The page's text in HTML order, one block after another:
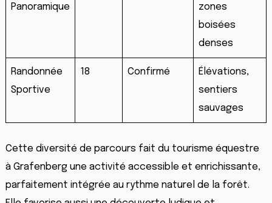
Panoramique
zones
boisées
denses
Randonnée
Sportive
18 Confirmé
Élévations,
sentiers
sauvages
Cette diversité de parcours fait du tourisme équestre
à Grafenberg une activité accessible et enrichissante,
parfaitement intégrée au rythme naturel de la forêt.